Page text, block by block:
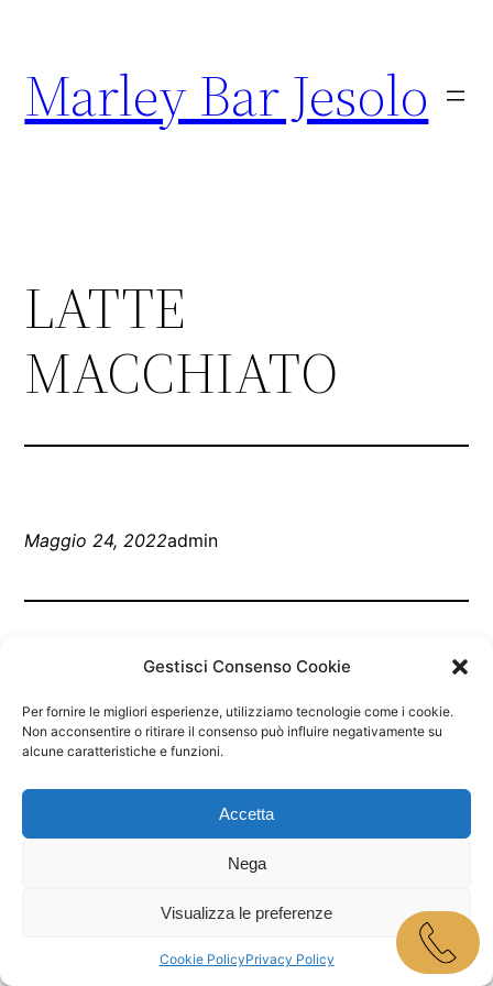
Gestisci Consenso Cookie
Per fornire le migliori esperienze, utilizziamo tecnologie come i cookie.
Non acconsentire o ritirare il consenso può influire negativamente su
alcune caratteristiche e funzioni.
Accetta
Nega
Visualizza le preferenze
Cookie PolicyPrivacy Policy
Marley Bar Jesolo
LATTE
MACCHIATO
Maggio 24, 2022admin
Marley Bar Jesolo
WordPress